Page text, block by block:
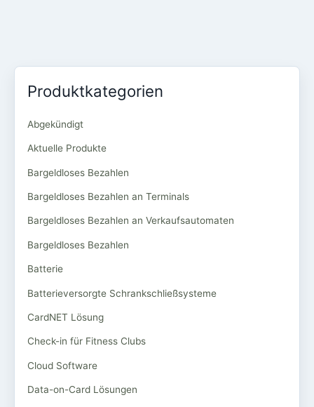
Produktkategorien
Abgekündigt
Aktuelle Produkte
Bargeldloses Bezahlen
Bargeldloses Bezahlen an Terminals
Bargeldloses Bezahlen an Verkaufsautomaten
Bargeldloses Bezahlen
Batterie
Batterieversorgte Schrankschließsysteme
CardNET Lösung
Check-in für Fitness Clubs
Cloud Software
Data-on-Card Lösungen